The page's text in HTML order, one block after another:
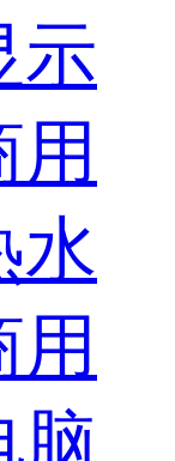
示
用
水
用
脑